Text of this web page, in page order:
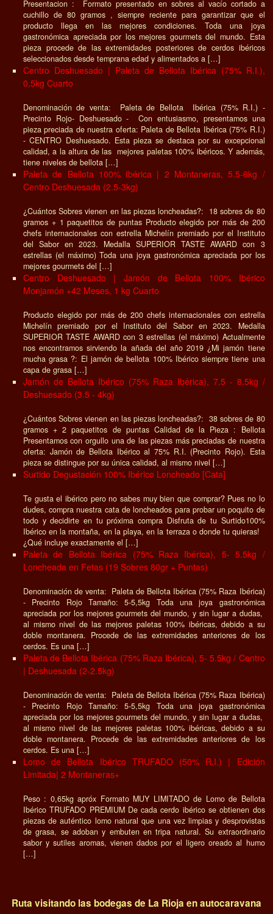
Presentacion : Formato presentado en sobres al vacío cortado a
cuchillo de 80 gramos , siempre reciente para garantizar que el
producto llega en las mejores condiciones. Toda una joya
gastronómica apreciada por los mejores gourmets del mundo. Esta
pieza procede de las extremidades posteriores de cerdos ibéricos
seleccionados desde temprana edad y alimentados a […]
Centro Deshuesado | Paleta de Bellota Ibérica (75% R.I.),
0,5kg Cuarto
Denominación de venta: Paleta de Bellota Ibérica (75% R.I.) -
Precinto Rojo- Deshuesado - Con entusiasmo, presentamos una
pieza preciada de nuestra oferta: Paleta de Bellota Ibérica (75% R.I.)
- CENTRO Deshuesado. Esta pieza se destaca por su excepcional
calidad, a la altura de las mejores paletas 100% ibéricos. Y además,
tiene niveles de bellota […]
Paleta de Bellota 100% Ibérica | 2 Montaneras, 5.5-6kg /
Centro Deshuesada (2.5-3kg)
¿Cuántos Sobres vienen en las piezas loncheadas?: 18 sobres de 80
gramos + 1 paquetitos de puntas Producto elegido por más de 200
chefs internacionales con estrella Michelín premiado por el Instituto
del Sabor en 2023. Medalla SUPERIOR TASTE AWARD con 3
estrellas (el máximo) Toda una joya gastronómica apreciada por los
mejores gourmets del […]
Centro Deshuesado | Jamón de Bellota 100% Ibérico
Monjamón +42 Meses, 1 kg Cuarto
Producto elegido por más de 200 chefs internacionales con estrella
Michelín premiado por el Instituto del Sabor en 2023. Medalla
SUPERIOR TASTE AWARD con 3 estrellas (el máximo) Actualmente
nos encontramos sirviendo la añada del año 2019 ¿Mi jamón tiene
mucha grasa ?: El jamón de bellota 100% Ibérico siempre tiene una
capa de grasa […]
Jamón de Bellota Ibérico (75% Raza Ibérica), 7.5 - 8.5kg /
Deshuesado (3.5 - 4kg)
¿Cuántos Sobres vienen en las piezas loncheadas?: 38 sobres de 80
gramos + 2 paquetitos de puntas Calidad de la Pieza : Bellota
Presentamos con orgullo una de las piezas más preciadas de nuestra
oferta: Jamón de Bellota Ibérico al 75% R.I. (Precinto Rojo). Esta
pieza se distingue por su única calidad, al mismo nivel […]
Surtido Degustación 100% Ibérico Loncheado [Cata]
Te gusta el ibérico pero no sabes muy bien que comprar? Pues no lo
dudes, compra nuestra cata de loncheados para probar un poquito de
todo y decidirte en tu próxima compra Disfruta de tu Surtido100%
Ibérico en la montaña, en la playa, en la terraza o donde tu quieras!
¿Qué incluye exactamente el […]
Paleta de Bellota Ibérica (75% Raza Ibérica), 5- 5.5kg /
Loncheada en Fetas (19 Sobres 80gr + Puntas)
Denominación de venta: Paleta de Bellota Ibérica (75% Raza Ibérica)
- Precinto Rojo Tamaño: 5-5,5kg Toda una joya gastronómica
apreciada por los mejores gourmets del mundo, y sin lugar a dudas,
al mismo nivel de las mejores paletas 100% ibéricas, debido a su
doble montanera. Procede de las extremidades anteriores de los
cerdos. Es una […]
Paleta de Bellota Ibérica (75% Raza Ibérica), 5- 5.5kg / Centro
| Deshuesada (2-2.5kg)
Denominación de venta: Paleta de Bellota Ibérica (75% Raza Ibérica)
- Precinto Rojo Tamaño: 5-5,5kg Toda una joya gastronómica
apreciada por los mejores gourmets del mundo, y sin lugar a dudas,
al mismo nivel de las mejores paletas 100% ibéricas, debido a su
doble montanera. Procede de las extremidades anteriores de los
cerdos. Es una […]
Lomo de Bellota Ibérico TRUFADO (50% R.I.) | Edición
Limitada| 2 Montaneras+
Peso : 0,65kg apróx Formato MUY LIMITADO de Lomo de Bellota
Ibérico TRUFADO PREMIUM De cada cerdo ibérico se obtienen dos
piezas de auténtico lomo natural que una vez limpias y desprovistas
de grasa, se adoban y embuten en tripa natural. Su extraordinario
sabor y sutiles aromas, vienen dados por el ligero oreado al humo
[…]
Ruta visitando las bodegas de La Rioja en autocaravana